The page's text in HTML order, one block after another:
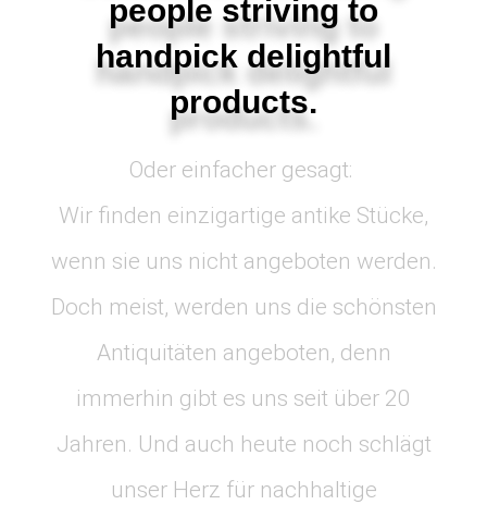
people striving to
handpick delightful
products.
Oder einfacher gesagt:
Wir finden einzigartige antike Stücke,
wenn sie uns nicht angeboten werden.
Doch meist, werden uns die schönsten
Antiquitäten angeboten, denn
immerhin gibt es uns seit über 20
Jahren. Und auch heute noch schlägt
unser Herz für nachhaltige